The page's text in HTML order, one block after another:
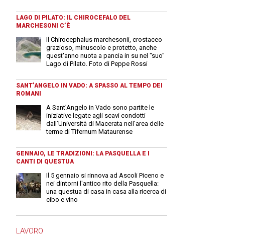
LAGO DI PILATO: IL CHIROCEFALO DEL
MARCHESONI C’È
Il Chirocephalus marchesonii, crostaceo
grazioso, minuscolo e protetto, anche
quest'anno nuota a pancia in su nel "suo"
Lago di Pilato. Foto di Peppe Rossi
SANT’ANGELO IN VADO: A SPASSO AL TEMPO DEI
ROMANI
A Sant’Angelo in Vado sono partite le
iniziative legate agli scavi condotti
dall’Università di Macerata nell’area delle
terme di Tifernum Mataurense
GENNAIO, LE TRADIZIONI: LA PASQUELLA E I
CANTI DI QUESTUA
Il 5 gennaio si rinnova ad Ascoli Piceno e
nei dintorni l'antico rito della Pasquella:
una questua di casa in casa alla ricerca di
cibo e vino
LAVORO